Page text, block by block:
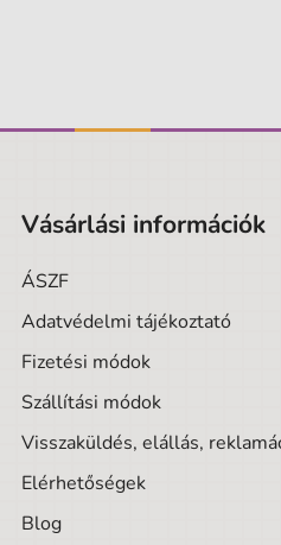
Vásárlási információk
ÁSZF
Adatvédelmi tájékoztató
Fizetési módok
Szállítási módok
Visszaküldés, elállás,
Elérhetőségek
Blog